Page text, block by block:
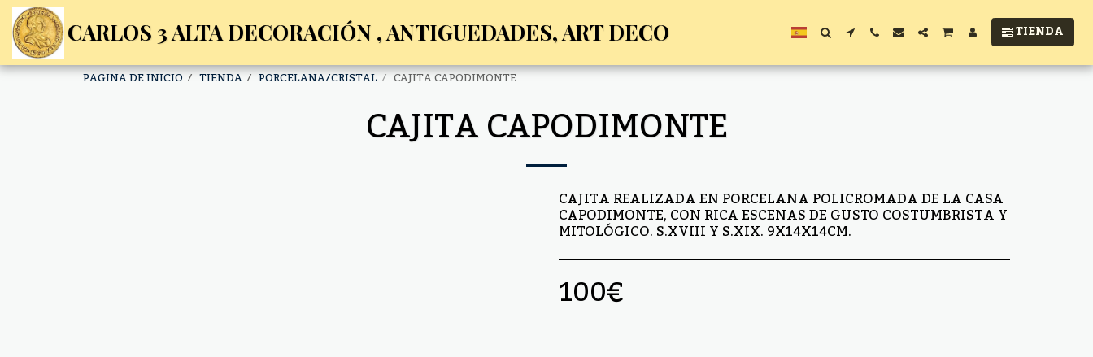
CARLOS 3 ALTA DECORACIÓN , ANTIGUEDADES, ART DECO TIENDA
PAGINA DE INICIO TIENDA PORCELANA/CRISTAL CAJITA CAPODIMONTE
CAJITA CAPODIMONTE
CAJITA REALIZADA EN PORCELANA POLICROMADA DE LA CASA
CAPODIMONTE, CON RICA ESCENAS DE GUSTO COSTUMBRISTA Y
MITOLÓGICO. S.XVIII Y S.XIX. 9X14X14CM.
100€